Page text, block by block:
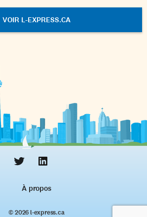
VOIR L-EXPRESS.CA
À propos
© 2026 l‑express.ca